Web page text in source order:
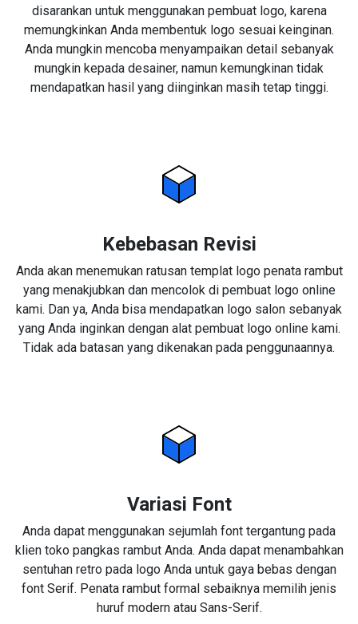
disarankan untuk menggunakan pembuat logo, karena
memungkinkan Anda membentuk logo sesuai keinginan.
Anda mungkin mencoba menyampaikan detail sebanyak
mungkin kepada desainer, namun kemungkinan tidak
mendapatkan hasil yang diinginkan masih tetap tinggi.
Kebebasan Revisi
Anda akan menemukan ratusan templat logo penata rambut
yang menakjubkan dan mencolok di pembuat logo online
kami. Dan ya, Anda bisa mendapatkan logo salon sebanyak
yang Anda inginkan dengan alat pembuat logo online kami.
Tidak ada batasan yang dikenakan pada penggunaannya.
Variasi Font
Anda dapat menggunakan sejumlah font tergantung pada
klien toko pangkas rambut Anda. Anda dapat menambahkan
sentuhan retro pada logo Anda untuk gaya bebas dengan
font Serif. Penata rambut formal sebaiknya memilih jenis
huruf modern atau Sans-Serif.